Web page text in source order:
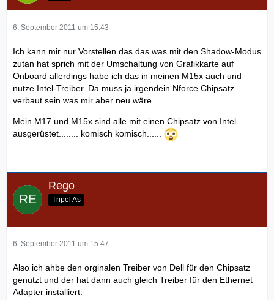
6. September 2011 um 15:43
Ich kann mir nur Vorstellen das das was mit den Shadow-Modus
zutan hat sprich mit der Umschaltung von Grafikkarte auf
Onboard allerdings habe ich das in meinen M15x auch und
nutze Intel-Treiber. Da muss ja irgendein Nforce Chipsatz
verbaut sein was mir aber neu wäre......
Mein M17 und M15x sind alle mit einen Chipsatz von Intel
ausgerüstet........ komisch komisch......
Rego
Tripel As
6. September 2011 um 15:47
Also ich ahbe den orginalen Treiber von Dell für den Chipsatz
genutzt und der hat dann auch gleich Treiber für den Ethernet
Adapter installiert.